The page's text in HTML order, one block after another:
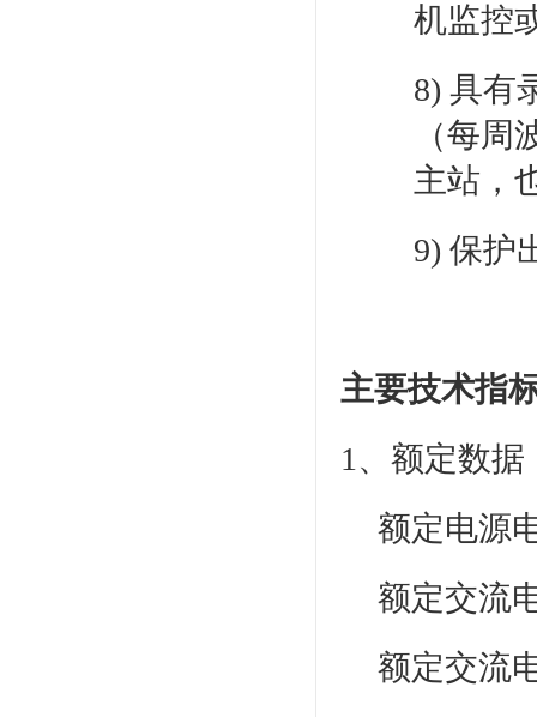
机监控
8) 具有
（每
主站，
9) 保护
主要技术指
1、额定数据
额定电源
额定交流
额定交流